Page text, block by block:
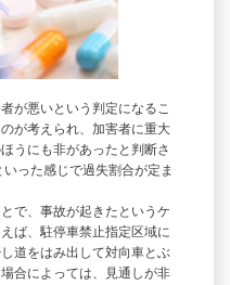
が悪いという判定になるこ
が考えられ、加害者に重大
うにも非があったと判断さ
った感じで過失割合が定ま
で、事故が起きたというケ
ば、駐停車禁止指定区域に
道をはみ出して対向車とぶ
合によっては、見通しが非